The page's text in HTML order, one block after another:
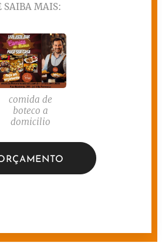
SAIBA MAIS:
comida de
boteco a
domicilio